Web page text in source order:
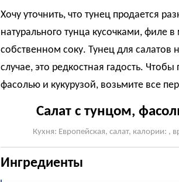
Хочу уточнить, что тунец продается
натурального тунца кусочками, филе
собственном соку. Тунец для салатов
случае, это редкостная гадость. Чтобы
фасолью и кукурузой, возьмите все
Салат с тунцом,
Кухня: Европейская, cалат, калории: ,
Ингредиенты